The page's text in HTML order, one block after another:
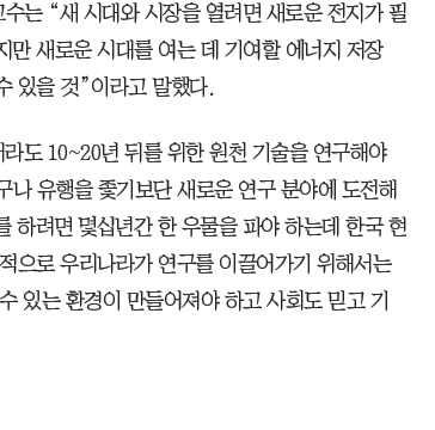
는 “새 시대와 시장을 열려면 새로운 전지가 필
만 새로운 시대를 여는 데 기여할 에너지 저장
있을 것”이라고 말했다.
도 10~20년 뒤를 위한 원천 기술을 연구해야
유행을 좇기보단 새로운 연구 분야에 도전해
하려면 몇십년간 한 우물을 파야 하는데 한국 현
으로 우리나라가 연구를 이끌어가기 위해서는
있는 환경이 만들어져야 하고 사회도 믿고 기